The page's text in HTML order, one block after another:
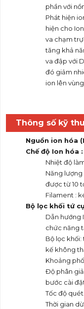
phần với
Phát hiện
hiện cho
va chạm
tăng khả
va đập với
đó giảm
ion lên
Thông số kỹ
Nguồn ion hóa
Chế độ Ion hóa :
Nhiệt độ
Năng lượng
được từ 10
Filament :
Bộ lọc khối tứ
Dẫn hướng
chức năng
Bộ lọc khối:
kế không
Khoảng
Độ phân
bước cài
Tốc độ
Thời gian